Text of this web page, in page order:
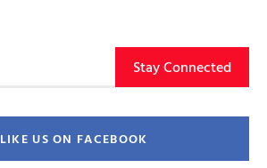
Stay Connected
LIKE US ON FACEBOOK